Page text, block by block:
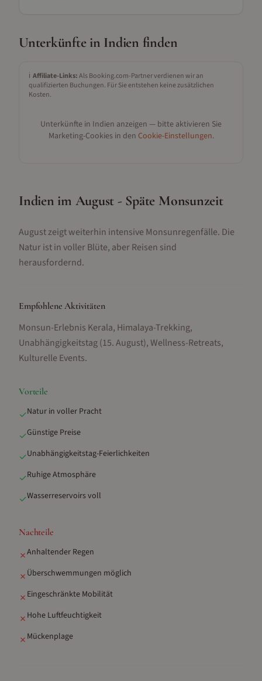
Unterkünfte in Indien finden
ℹ️ Affiliate-Links:Als Booking.com-Partner verdienen wir an
qualifizierten Buchungen. Für Sie entstehen keine zusätzlichen
Kosten.
Unterkünfte in Indien anzeigen — bitte aktivieren Sie
Marketing-Cookies in den Cookie-Einstellungen.
Indien im August - Späte Monsunzeit
August zeigt weiterhin intensive Monsunregenfälle. Die
Natur ist in voller Blüte, aber Reisen sind
herausfordernd.
Empfohlene Aktivitäten
Monsun-Erlebnis Kerala, Himalaya-Trekking,
Unabhängigkeitstag (15. August), Wellness-Retreats,
Kulturelle Events.
Vorteile
✓Natur in voller Pracht
✓Günstige Preise
✓Unabhängigkeitstag-Feierlichkeiten
✓Ruhige Atmosphäre
✓Wasserreservoirs voll
Nachteile
✗Anhaltender Regen
✗ Überschwemmungen möglich
✗ Eingeschränkte Mobilität
✗ Hohe Luftfeuchtigkeit
✗ Mückenplage